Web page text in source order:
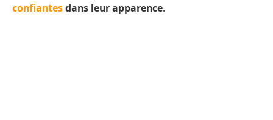
confiantesdans leur apparence.